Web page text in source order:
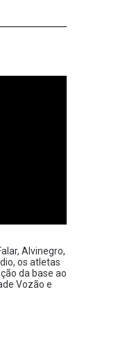
Alvinegro,
os atletas
da base ao
Vozão e